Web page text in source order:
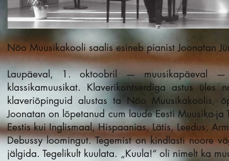
Nõo Muusikakooli saalis esineb pianist Joonatan
Laupäeval, 1. oktoobril — muusikapäeval
klassikamuusikat. Klaverikontserdiga astus
klaveriõpinguid alustas ta Nõo Muusikakoolis,
Joonatan on lõpetanud cum laude Eesti Muusika-
Eestis kui Inglismaal, Hispaanias, Lätis, Leedus,
Debussy loomingut. Tegemist on kindlasti noore
jälgida. Tegelikult kuulata. „Kuula!“ oli nimelt ka